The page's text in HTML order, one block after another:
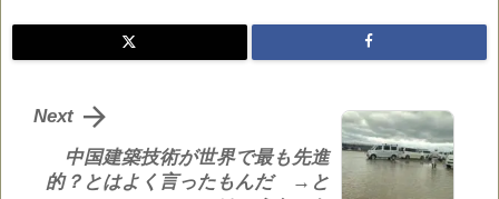
中国建築技術が世界で最も先進
的？とはよく言ったもんだ →と

Next